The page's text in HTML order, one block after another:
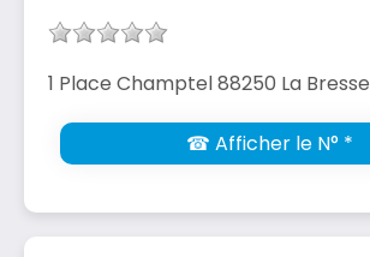
1 Place Champtel 88250 La Bresse
☎ Afficher le N° *